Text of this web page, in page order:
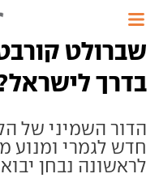
שברולט
בדרך
הדור השמיני של
לראשונה נבחן